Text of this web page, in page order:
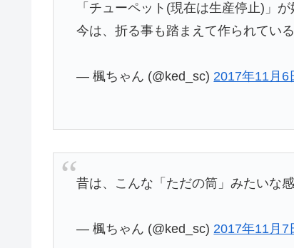
「チューペット(現在は生産停止)」
今は、折る事も踏まえて作られてい
— 楓ちゃん (@ked_sc) 2017年11月6
昔は、こんな「ただの筒」みたいな
— 楓ちゃん (@ked_sc) 2017年11月7